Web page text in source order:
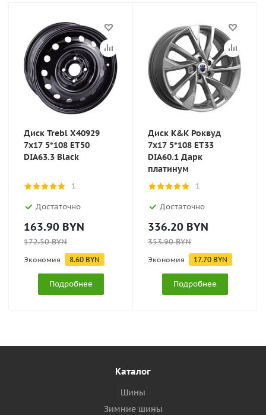
Диск Trebl X40929
7x17 5*108 ET50
DIA63.3 Black
1
Достаточно
163.90 BYN
172.50BYN
Экономия 8.60 BYN
Подробнее
Диск K&K Роквуд
7x17 5*108 ET33
DIA60.1 Дарк
платинум
1
Достаточно
336.20 BYN
353.90BYN
Экономия 17.70 BYN
Подробнее
Каталог
Шины
Зимние шины